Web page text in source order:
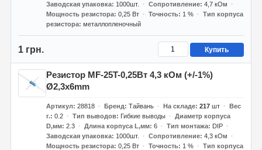
Заводская упаковка
1000шт. Сопротивление 4,7 кОм
Мощность резистора 0,25 Вт Точность 1 %
Тип корпуса
резистора металлопленочный
1 грн. Купить
Резистор MF-25T-0,25Вт 4,3 кОм (+/-1%)
Ø2,3x6mm
Артикул 28818 Бренд Тайвань На складе 217шт
Вес
г. 0.2 Тип выводов Гибкие выводы
Диаметр корпуса
D,мм 2.3 Длина корпуса L,мм 6 Тип монтажа
DIP
Заводская упаковка
1000шт. Сопротивление 4,3 кОм
Мощность резистора 0,25 Вт Точность 1 %
Тип корпуса